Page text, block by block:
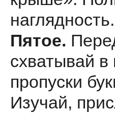
Пятое.
схватывай в
пропуски
Изучай,